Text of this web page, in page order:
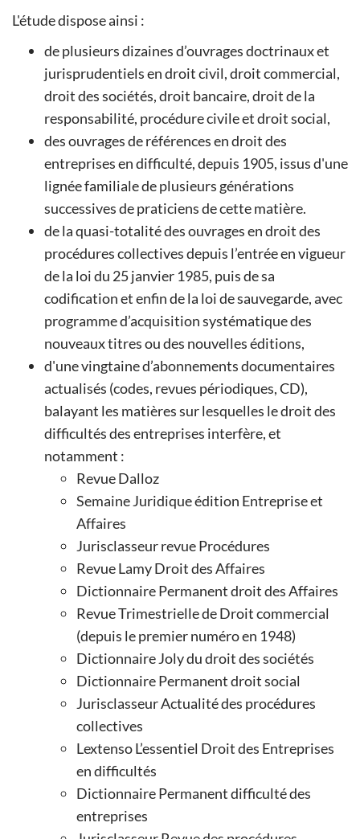
L'étude dispose ainsi :
de plusieurs dizaines d’ouvrages doctrinaux et
jurisprudentiels en droit civil, droit commercial,
droit des sociétés, droit bancaire, droit de la
responsabilité, procédure civile et droit social,
des ouvrages de références en droit des
entreprises en difficulté, depuis 1905, issus d'une
lignée familiale de plusieurs générations
successives de praticiens de cette matière.
de la quasi-totalité des ouvrages en droit des
procédures collectives depuis l’entrée en vigueur
de la loi du 25 janvier 1985, puis de sa
codification et enfin de la loi de sauvegarde, avec
programme d’acquisition systématique des
nouveaux titres ou des nouvelles éditions,
d'une vingtaine d’abonnements documentaires
actualisés (codes, revues périodiques, CD),
balayant les matières sur lesquelles le droit des
difficultés des entreprises interfère, et
notamment :
Revue Dalloz
Semaine Juridique édition Entreprise et
Affaires
Jurisclasseur revue Procédures
Revue Lamy Droit des Affaires
Dictionnaire Permanent droit des Affaires
Revue Trimestrielle de Droit commercial
(depuis le premier numéro en 1948)
Dictionnaire Joly du droit des sociétés
Dictionnaire Permanent droit social
Jurisclasseur Actualité des procédures
collectives
Lextenso L’essentiel Droit des Entreprises
en difficultés
Dictionnaire Permanent difficulté des
entreprises